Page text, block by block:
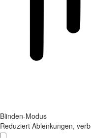
Blinden-Modus
Reduziert Ablenkungen,